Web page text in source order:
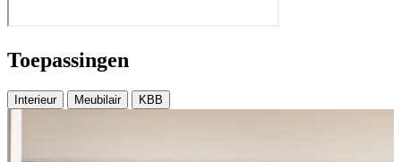
Toepassingen
Interieur Meubilair KBB